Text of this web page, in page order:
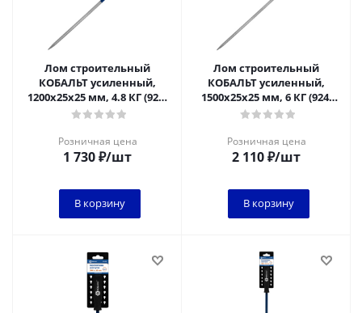
Лом строительный
КОБАЛЬТ усиленный,
1200х25х25 мм, 4.8 КГ (924-
931)
Розничная цена
1 730₽/шт
В корзину
Лом строительный
КОБАЛЬТ усиленный,
1500х25х25 мм, 6 КГ (924-
948)
Розничная цена
2 110₽/шт
В корзину